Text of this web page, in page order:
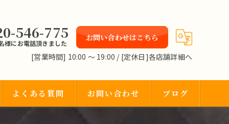
546-775
様にお電話頂きました
お問い合わせはこちら
[営業時間] 10:00 〜 19:00 / [定休日]各店舗詳細へ
よくある質問 お問い合わせ ブログ